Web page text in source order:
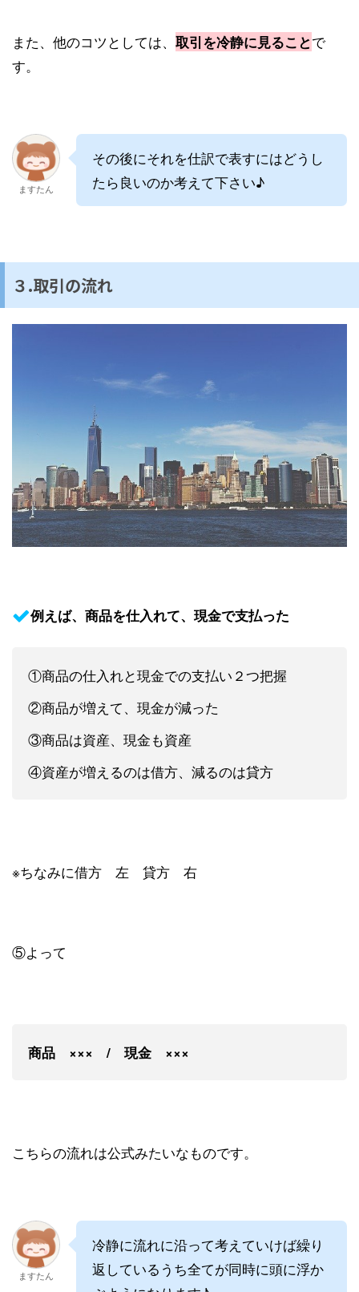
また、他のコツとしては、 取引を冷静に見ることで
す。
ますたん
その後にそれを仕訳で表すにはどうし
たら良いのか考えて下さい♪
３.取引の流れ
例えば、商品を仕入れて、現金で支払った
①商品の仕入れと現金での支払い２つ把握
②商品が増えて、現金が減った
③商品は資産、現金も資産
④資産が増えるのは借方、減るのは貸方
※ちなみに借方 左 貸方 右
⑤よって
商品 ××× / 現金 ×××
こちらの流れは公式みたいなものです。
ますたん
冷静に流れに沿って考えていけば繰り
返しているうち全てが同時に頭に浮か